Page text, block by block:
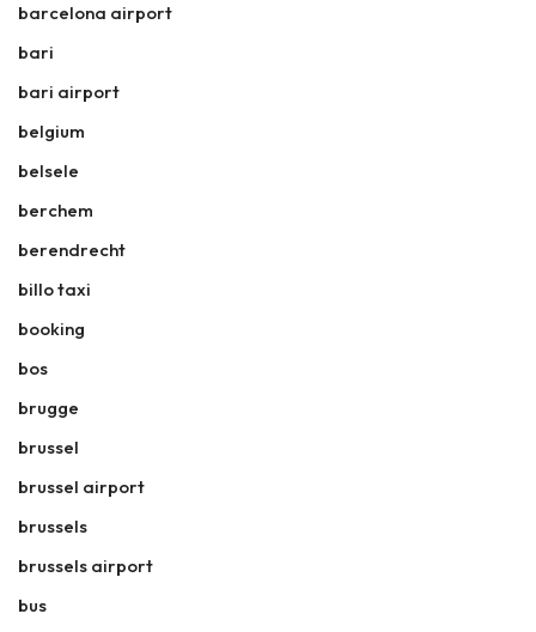
barcelona airport
bari
bari airport
belgium
belsele
berchem
berendrecht
billo taxi
booking
bos
brugge
brussel
brussel airport
brussels
brussels airport
bus